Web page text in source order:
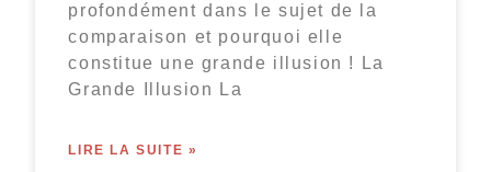
profondément dans le sujet de la
comparaison et pourquoi elle
constitue une grande illusion ! La
Grande Illusion La
LIRE LA SUITE »